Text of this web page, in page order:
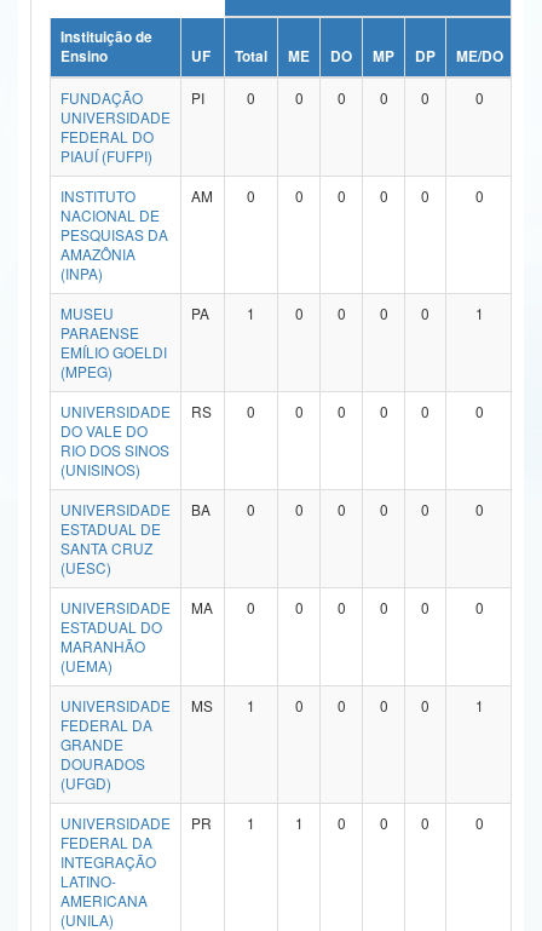
Ministério da Ciência, Tecnologia, Inovações e Comunicações
Ministério do Meio Ambiente
Ministério do Turismo
Ministério do Desenvolvimento Regional
Controladoria-Geral da União
Ministério da Mulher, da Família e dos Direitos Humanos
Secretaria-Geral
Secretaria de Governo
Gabinete de Segurança Institucional
Advocacia-Geral da União
Banco Central do Brasil
Instituição de
Ensino
UF Total ME DO MP DP ME/DO
FUNDAÇÃO
UNIVERSIDADE
FEDERAL DO
PIAUÍ (FUFPI)
PI 0 0 0 0 0 0
INSTITUTO
NACIONAL DE
PESQUISAS DA
AMAZÔNIA
(INPA)
AM 0 0 0 0 0 0
MUSEU
PARAENSE
EMÍLIO GOELDI
(MPEG)
PA 1 0 0 0 0 1
UNIVERSIDADE
DO VALE DO
RIO DOS SINOS
(UNISINOS)
RS 0 0 0 0 0 0
UNIVERSIDADE
ESTADUAL DE
SANTA CRUZ
(UESC)
BA 0 0 0 0 0 0
UNIVERSIDADE
ESTADUAL DO
MARANHÃO
(UEMA)
MA 0 0 0 0 0 0
UNIVERSIDADE
FEDERAL DA
GRANDE
DOURADOS
(UFGD)
MS 1 0 0 0 0 1
UNIVERSIDADE
FEDERAL DA
INTEGRAÇÃO
LATINO-
AMERICANA
(UNILA)
PR 1 1 0 0 0 0